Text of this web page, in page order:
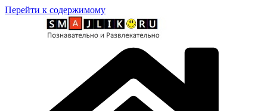
Перейти к содержимому